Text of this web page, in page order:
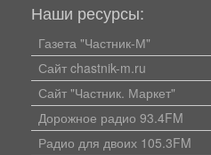
Наши ресурсы:
Газета "Частник-М"
Сайт chastnik-m.ru
Сайт "Частник. Маркет"
Дорожное радио 93.4FM
Радио для двоих 105.3FM